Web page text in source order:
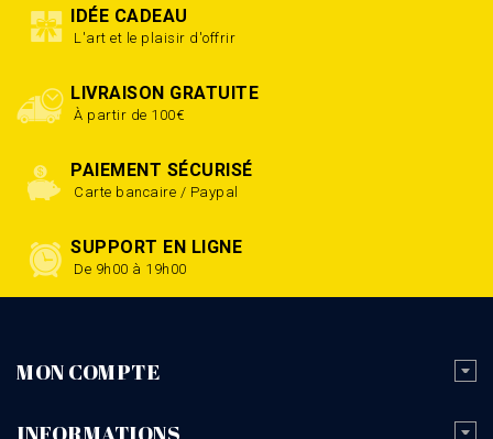
IDÉE CADEAU
L'art et le plaisir d'offrir
LIVRAISON GRATUITE
À partir de 100€
PAIEMENT SÉCURISÉ
Carte bancaire / Paypal
SUPPORT EN LIGNE
De 9h00 à 19h00
MON COMPTE